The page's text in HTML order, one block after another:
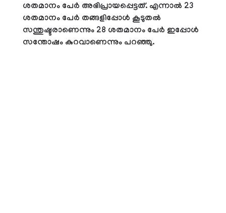
ശതമാനം പേർ അഭിപ്രായപ്പെട്ടത്. എന്നാൽ 23
ശതമാനം പേർ തങ്ങളിപ്പോൾ കൂടുതൽ
സന്തുഷ്ടരാണെന്നും 28 ശതമാനം പേർ ഇപ്പോൾ
സന്തോഷം കുറവാണെന്നും പറഞ്ഞു.